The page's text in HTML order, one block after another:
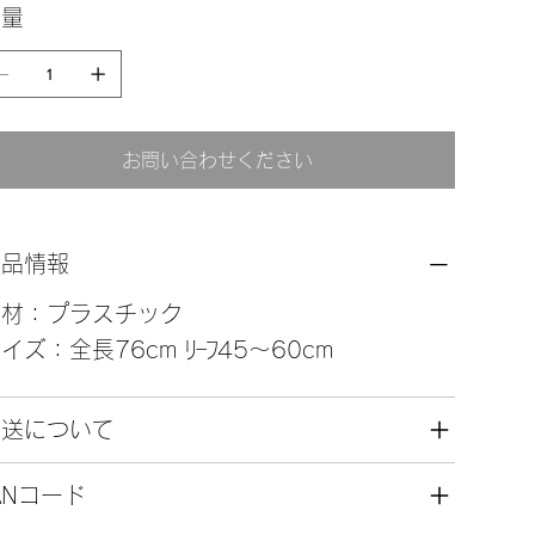
お問い合わせください
情報
：プラスチック
ズ：全長76cm ﾘｰﾌ45～60cm
について
コード